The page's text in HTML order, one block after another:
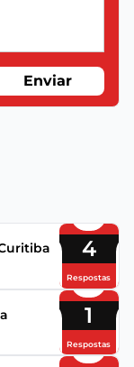
Enviar
4
Respostas
1
Respostas